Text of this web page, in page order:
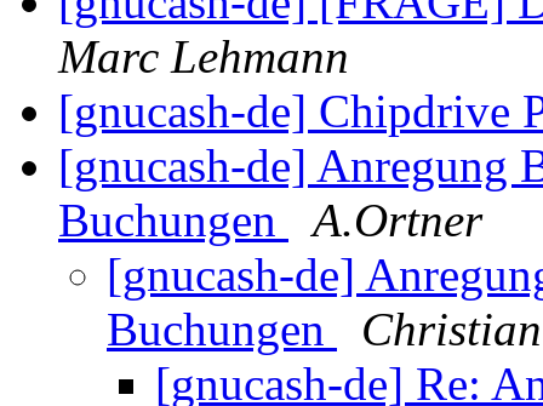
Marc Lehmann
[gnucash-de] Chipdrive
[gnucash-de] Anregung
Buchungen
A.Ortner
[gnucash-de]
Buchungen
[gnucash-de] Re: